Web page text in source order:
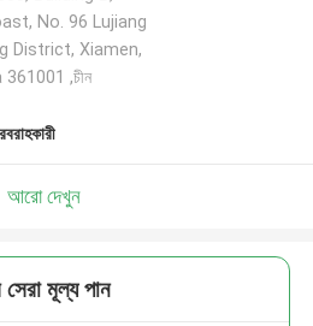
No. 96 Lujiang
District, Xiamen,
,চীন
আরো দেখুন
মূল্য পান